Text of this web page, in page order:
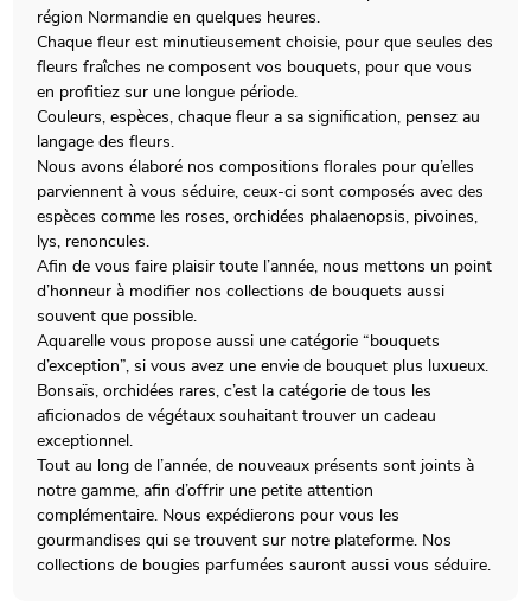
région Normandie en quelques heures.
Chaque fleur est minutieusement choisie, pour que seules des
fleurs fraîches ne composent vos bouquets, pour que vous
en profitiez sur une longue période.
Couleurs, espèces, chaque fleur a sa signification, pensez au
langage des fleurs.
Nous avons élaboré nos compositions florales pour qu’elles
parviennent à vous séduire, ceux-ci sont composés avec des
espèces comme les roses, orchidées phalaenopsis, pivoines,
lys, renoncules.
Afin de vous faire plaisir toute l’année, nous mettons un point
d’honneur à modifier nos collections de bouquets aussi
souvent que possible.
Aquarelle vous propose aussi une catégorie “bouquets
d’exception”, si vous avez une envie de bouquet plus luxueux.
Bonsaïs, orchidées rares, c’est la catégorie de tous les
aficionados de végétaux souhaitant trouver un cadeau
exceptionnel.
Tout au long de l’année, de nouveaux présents sont joints à
notre gamme, afin d’offrir une petite attention
complémentaire. Nous expédierons pour vous les
gourmandises qui se trouvent sur notre plateforme. Nos
collections de bougies parfumées sauront aussi vous séduire.